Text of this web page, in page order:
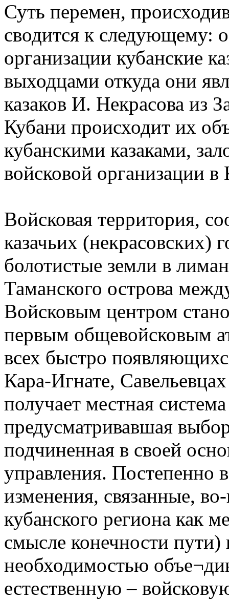
Суть перемен,
сводится к следующему:
организации кубанские
выходцами откуда они
казаков И. Некрасова из
Кубани происходит их
кубанскими казаками,
войсковой организации
Войсковая территория,
казачьих (некрасовских)
болотистые земли в
Таманского острова
Войсковым центром
первым общевойсковым
всех быстро
Кара-Игнате,
получает местная
предусматривавшая
подчиненная в своей
управления. Постепенно
изменения, связанные,
кубанского региона как
смысле конечности
необходимостью
естественную –